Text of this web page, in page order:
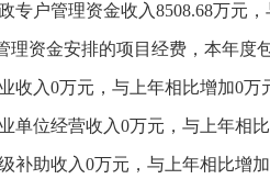
专户管理资金收入8508.68万元
理资金安排的项目经费，本年度
收入0万元，与上年相比增加0
单位经营收入0万元，与上年相
补助收入0万元，与上年相比增